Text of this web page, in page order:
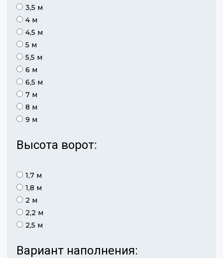
3,5 м
4 м
4,5 м
5 м
5,5 м
6 м
6,5 м
7 м
8 м
9 м
Высота ворот:
1,7 м
1,8 м
2 м
2,2 м
2,5 м
Вариант наполнения: